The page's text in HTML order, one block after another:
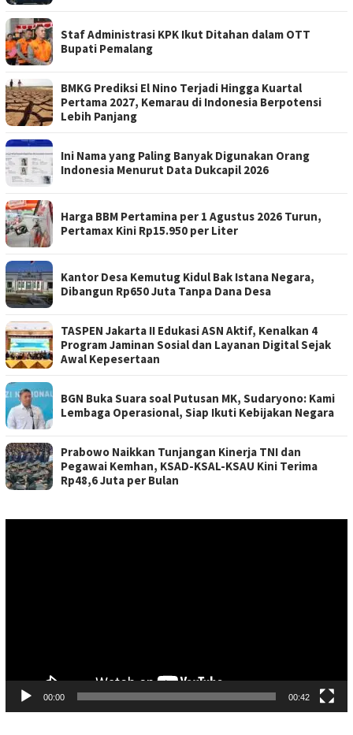
Staf Administrasi KPK Ikut Ditahan dalam OTT
Bupati Pemalang
BMKG Prediksi El Nino Terjadi Hingga Kuartal
Pertama 2027, Kemarau di Indonesia Berpotensi
Lebih Panjang
Ini Nama yang Paling Banyak Digunakan Orang
Indonesia Menurut Data Dukcapil 2026
Harga BBM Pertamina per 1 Agustus 2026 Turun,
Pertamax Kini Rp15.950 per Liter
Kantor Desa Kemutug Kidul Bak Istana Negara,
Dibangun Rp650 Juta Tanpa Dana Desa
TASPEN Jakarta II Edukasi ASN Aktif, Kenalkan 4
Program Jaminan Sosial dan Layanan Digital Sejak
Awal Kepesertaan
BGN Buka Suara soal Putusan MK, Sudaryono: Kami
Lembaga Operasional, Siap Ikuti Kebijakan Negara
Prabowo Naikkan Tunjangan Kinerja TNI dan
Pegawai Kemhan, KSAD-KSAL-KSAU Kini Terima
Rp48,6 Juta per Bulan
00:00 00:42